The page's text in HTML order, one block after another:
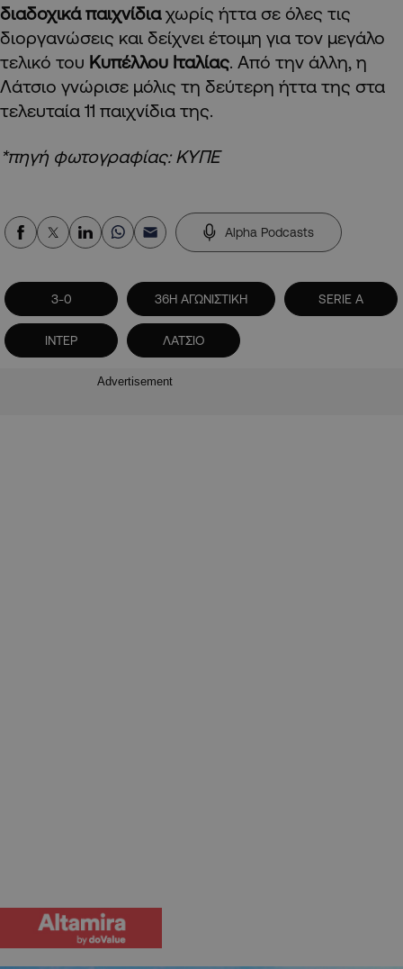
διαδοχικά παιχνίδιαχωρίς ήττα σε όλες τις
διοργανώσεις και δείχνει έτοιμη για τον μεγάλο
τελικό του Κυπέλλου Ιταλίας. Από την άλλη, η
Λάτσιο γνώρισε μόλις τη δεύτερη ήττα της στα
τελευταία 11 παιχνίδια της.
*πηγή φωτογραφίας: ΚΥΠΕ
Alpha Podcasts
3-0 36Η ΑΓΩΝΙΣΤΙΚΗ SERIE A
ΙΝΤΕΡ ΛΑΤΣΙΟ
Advertisement